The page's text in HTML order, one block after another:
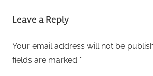
Leave a Reply
Your email address will not be
fields are marked *